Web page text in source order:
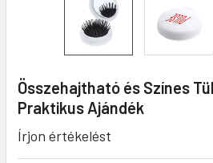
Összehajtható és Színes
Praktikus Ajándék
Írjon értékelést